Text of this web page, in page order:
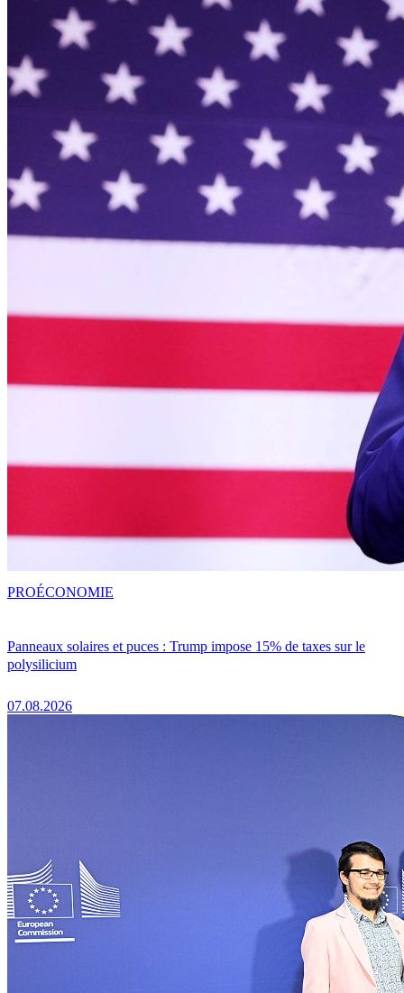
Panneaux solaires et puces : Trump impose 15% de taxes sur le
polysilicium
07.08.2026
PROÉCONOMIE